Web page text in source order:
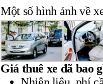
Một số hình ảnh về
Giá thuê xe đã bao